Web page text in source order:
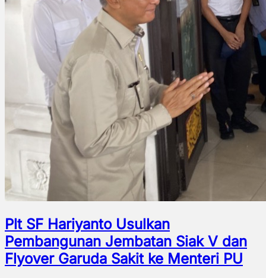
Plt SF Hariyanto Usulkan
Pembangunan Jembatan Siak V dan
Flyover Garuda Sakit ke Menteri PU